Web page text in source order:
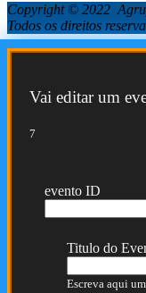
Copyright © 2022
Todos os direitos
Vai editar um
7
evento ID
Titulo do
Escreva aqui